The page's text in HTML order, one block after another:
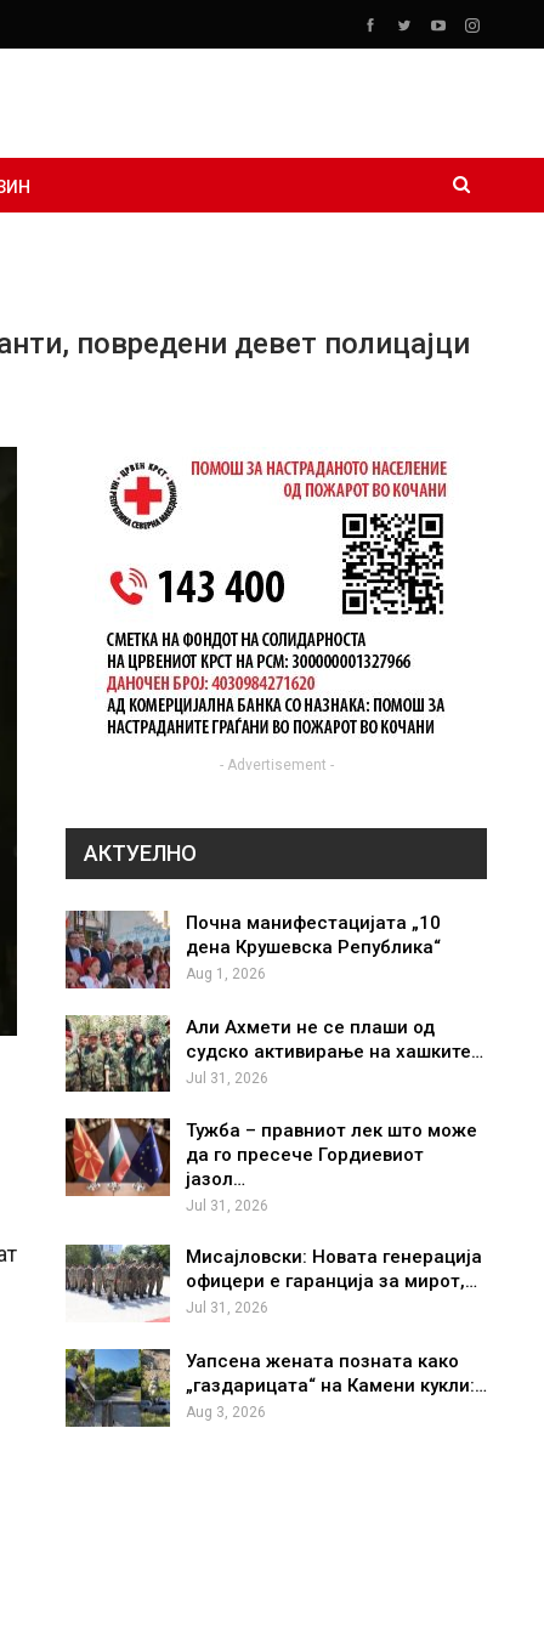
повредени девет полицајци
- Advertisement -
АКТУЕЛНО
Почна манифестацијата „10
дена Крушевска Република“
Aug 1, 2026
Али Ахмети не се плаши од
судско активирање на хашките…
Jul 31, 2026
Тужба – правниот лек што може
да го пресече Гордиевиот
јазол…
Jul 31, 2026
Мисајловски: Новата генерација
офицери е гаранција за мирот,…
Jul 31, 2026
Уапсена жената позната како
„газдарицата“ на Камени кукли:…
Aug 3, 2026